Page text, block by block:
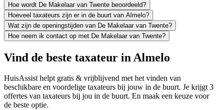
Hoe wordt De Makelaar van Twente beoordeeld?
Hoeveel taxateurs zijn er in de buurt van Almelo?
Wat zijn de openingstijden van De Makelaar van Twente?
Hoe neem ik contact op met De Makelaar van Twente?
Vind de beste taxateur in Almelo
HuisAssist helpt gratis & vrijblijvend met het vinden van
beschikbare en voordelige taxateurs bij jouw in de buurt. Je krijgt 3
offertes van taxateurs bij jou in de buurt. En maak een keuze voor
de beste optie.